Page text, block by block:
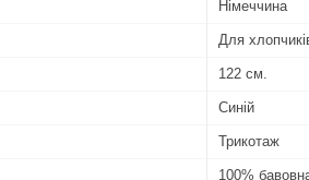
Німеччина
Для
122 см.
Синій
Трикотаж
100%